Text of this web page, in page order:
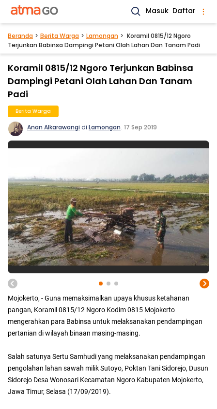
Masuk Daftar
Beranda Berita Warga Lamongan
Koramil 0815/12 Ngoro
Terjunkan Babinsa Dampingi Petani Olah Lahan Dan Tanam Padi
Koramil 0815/12 Ngoro Terjunkan Babinsa
Dampingi Petani Olah Lahan Dan Tanam
Padi
Berita Warga
Anan Alkarawangidi Lamongan. 17 Sep 2019
Mojokerto, - Guna memaksimalkan upaya khusus ketahanan
pangan, Koramil 0815/12 Ngoro Kodim 0815 Mojokerto
mengerahkan para Babinsa untuk melaksanakan pendampingan
pertanian di wilayah binaan masing-masing.
Salah satunya Sertu Samhudi yang melaksanakan pendampingan
pengolahan lahan sawah milik Sutoyo, Poktan Tani Sidorejo, Dusun
Sidorejo Desa Wonosari Kecamatan Ngoro Kabupaten Mojokerto,
Jawa Timur, Selasa (17/09/2019).